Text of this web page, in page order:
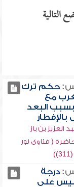
التالية
حكم ترك
مع
البعد
بالإفطار
العزيز بن باز
( فتاوى نور
درجة
على